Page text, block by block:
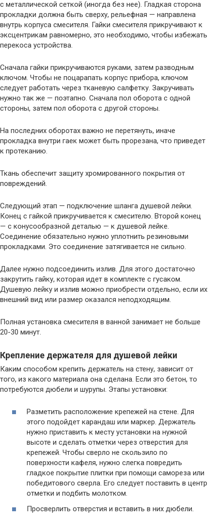
с металлической сеткой (иногда без нее). Гладкая сторона
прокладки должна быть сверху, рельефная — направлена
внутрь корпуса смесителя. Гайки смесителя прикручивают к
эксцентрикам равномерно, это необходимо, чтобы избежать
перекоса устройства.
Сначала гайки прикручиваются руками, затем разводным
ключом. Чтобы не поцарапать корпус прибора, ключом
следует работать через тканевую салфетку. Закручивать
нужно так же — поэтапно. Сначала пол оборота с одной
стороны, затем пол оборота с другой стороны.
На последних оборотах важно не перетянуть, иначе
прокладка внутри гаек может быть прорезана, что приведет
к протеканию.
Ткань обеспечит защиту хромированного покрытия от
повреждений.
Следующий этап — подключение шланга душевой лейки.
Конец с гайкой прикручивается к смесителю. Второй конец
— с конусообразной деталью — к душевой лейке.
Соединение обязательно нужно уплотнить резиновыми
прокладками. Это соединение затягивается не сильно.
Далее нужно подсоединить излив. Для этого достаточно
закрутить гайку, которая идет в комплекте с гусаком.
Душевую лейку и излив можно приобрести отдельно, если их
внешний вид или размер оказался неподходящим.
Полная установка смесителя в ванной занимает не больше
20-30 минут.
Крепление держателя для душевой лейки
Каким способом крепить держатель на стену, зависит от
того, из какого материала она сделана. Если это бетон, то
потребуются дюбели и шурупы. Этапы установки:
Разметить расположение крепежей на стене. Для
этого подойдет карандаш или маркер. Держатель
нужно приставить к месту установки на нужной
высоте и сделать отметки через отверстия для
крепежей. Чтобы сверло не скользило по
поверхности кафеля, нужно слегка повредить
гладкое покрытие плитки при помощи самореза или
победитового сверла. Его следует поставить в центр
отметки и подбить молотком.
Просверлить отверстия и вставить в них дюбели.